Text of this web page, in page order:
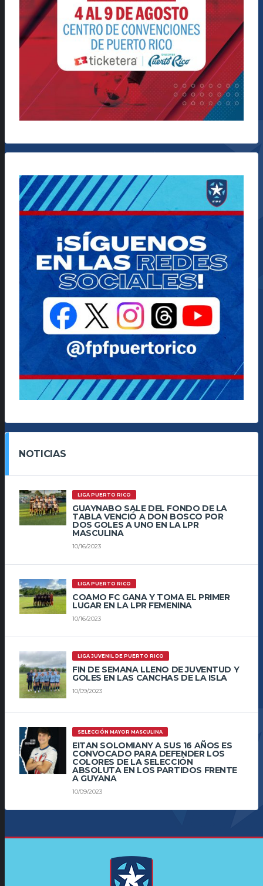
NOTICIAS
LIGA PUERTO RICO
GUAYNABO SALE DEL FONDO DE LA
TABLA VENCIÓ A DON BOSCO POR
DOS GOLES A UNO EN LA LPR
MASCULINA
10/16/2023
LIGA PUERTO RICO
COAMO FC GANA Y TOMA EL PRIMER
LUGAR EN LA LPR FEMENINA
10/16/2023
LIGA JUVENIL DE PUERTO RICO
FIN DE SEMANA LLENO DE JUVENTUD Y
GOLES EN LAS CANCHAS DE LA ISLA
10/09/2023
SELECCIÓN MAYOR MASCULINA
EITAN SOLOMIANY A SUS 16 AÑOS ES
CONVOCADO PARA DEFENDER LOS
COLORES DE LA SELECCIÓN
ABSOLUTA EN LOS PARTIDOS FRENTE
A GUYANA
10/09/2023